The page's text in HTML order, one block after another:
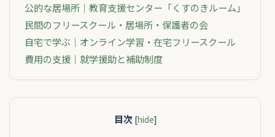
公的な居場所｜教育支援センター「くすのきルーム」
民間のフリースクール・居場所・保護者の会
自宅で学ぶ｜オンライン学習・在宅フリースクール
費用の支援｜就学援助と補助制度
目次 [hide]